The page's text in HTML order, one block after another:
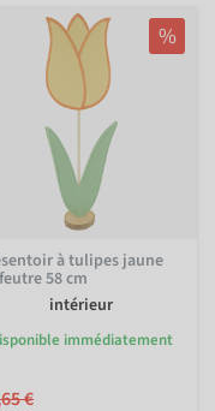
%
à tulipes jaune
58 cm
intérieur
immédiatement
€